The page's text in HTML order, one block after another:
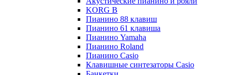
KORG B
Пианино 88 клавиш
Пианино 61 клавиша
Пианино Yamaha
Пианино Roland
Пианино Casio
Клавишные синтезаторы Casio